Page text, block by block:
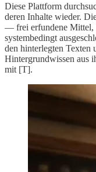
Diese Plattform
deren Inhalte wieder.
— frei erfundene Mittel,
systembedingt
den hinterlegten Texten
Hintergrundwissen aus
mit [T].